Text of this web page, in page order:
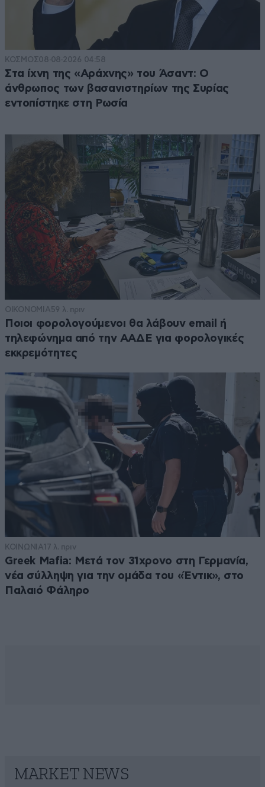
ΚΟΣΜΟΣ08·08·2026 04:58
Στα ίχνη της «Αράχνης» του Άσαντ: Ο
άνθρωπος των βασανιστηρίων της Συρίας
εντοπίστηκε στη Ρωσία
ΟΙΚΟΝΟΜΙΑ59 λ. πριν
Ποιοι φορολογούμενοι θα λάβουν email ή
τηλεφώνημα από την ΑΑΔΕ για φορολογικές
εκκρεμότητες
ΚΟΙΝΩΝΙΑ17 λ. πριν
Greek Mafia: Μετά τον 31χρονο στη Γερμανία,
νέα σύλληψη για την ομάδα του «Έντικ», στο
Παλαιό Φάληρο
MARKET NEWS